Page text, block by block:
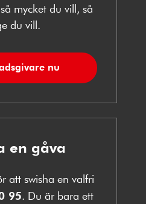
mycket du vill, så
du vill.
nu
en gåva
att swisha en valfri
95. Du är bara ett